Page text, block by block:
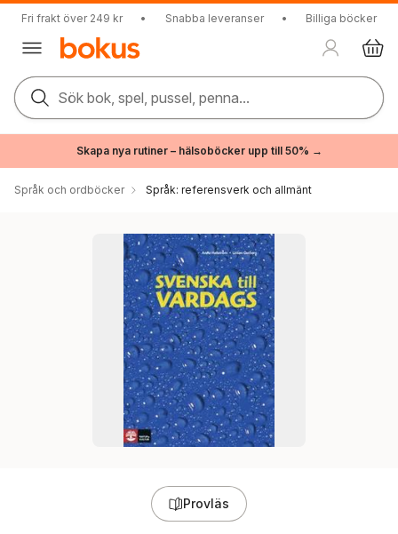
Fri frakt över 249 kr • Snabba leveranser • Billiga böcker
Sök bok, spel, pussel, penna...
Skapa nya rutiner – hälsoböcker upp till 50% →
Språk och ordböcker Språk: referensverk och allmänt
Provläs